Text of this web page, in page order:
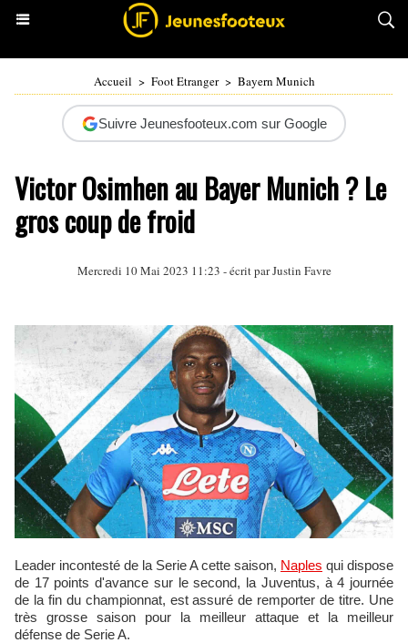
Accueil > Foot Etranger > Bayern Munich
Suivre Jeunesfooteux.com sur Google
Victor Osimhen au Bayer Munich ? Le
gros coup de froid
Mercredi 10 Mai 2023 11:23 - écrit parJustin Favre
Leader incontesté de la Serie A cette saison, Naples qui dispose
de 17 points d'avance sur le second, la Juventus, à 4 journée
de la fin du championnat, est assuré de remporter de titre. Une
très grosse saison pour la meilleur attaque et la meilleur
défense de Serie A.